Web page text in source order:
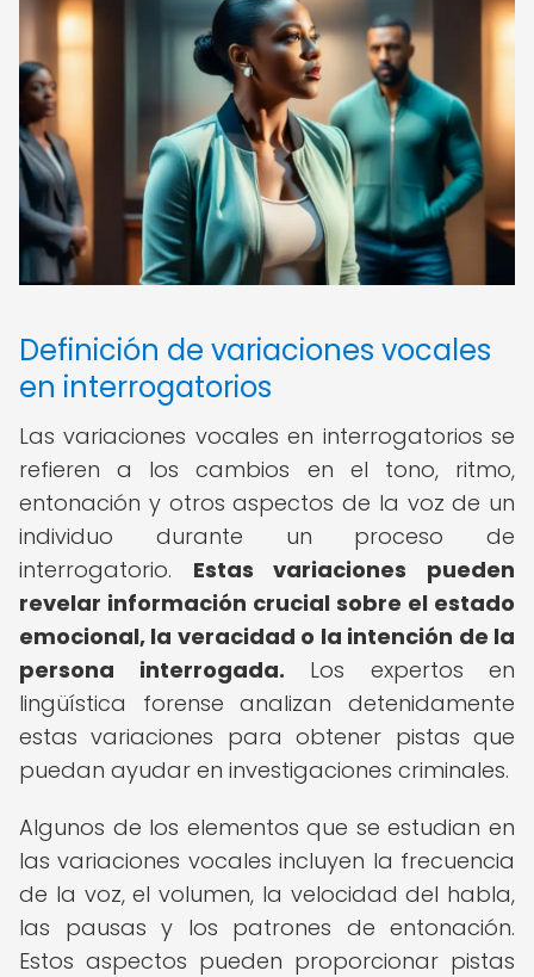
Definición de variaciones vocales
en interrogatorios
Las variaciones vocales en interrogatorios se
refieren a los cambios en el tono, ritmo,
entonación y otros aspectos de la voz de un
individuo durante un proceso de
interrogatorio. Estas variaciones pueden
revelar información crucial sobre el estado
emocional, la veracidad o la intención de la
persona interrogada. Los expertos en
lingüística forense analizan detenidamente
estas variaciones para obtener pistas que
puedan ayudar en investigaciones criminales.
Algunos de los elementos que se estudian en
las variaciones vocales incluyen la frecuencia
de la voz, el volumen, la velocidad del habla,
las pausas y los patrones de entonación.
Estos aspectos pueden proporcionar pistas